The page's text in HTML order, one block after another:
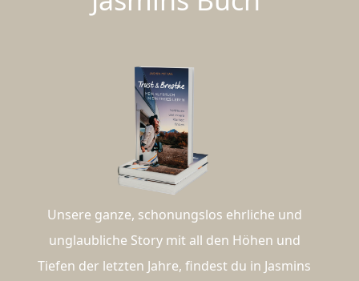
Unsere ganze, schonungslos ehrliche und
unglaubliche Story mit all den Höhen und
Tiefen der letzten Jahre, findest du in Jasmins